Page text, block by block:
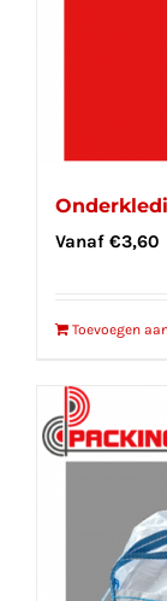
Vanaf €3,60
Toevoegen